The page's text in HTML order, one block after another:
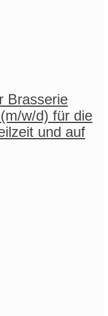
Brasserie
w/d) für die
und auf